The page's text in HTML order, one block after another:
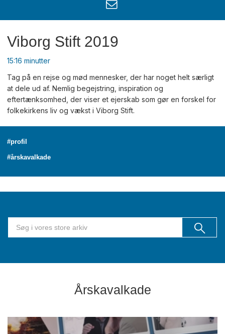
Viborg Stift 2019
15:16 minutter
Tag på en rejse og mød mennesker, der har noget helt særligt
at dele ud af. Nemlig begejstring, inspiration og
eftertænksomhed, der viser et ejerskab som gør en forskel for
folkekirkens liv og vækst i Viborg Stift.
#profil
#årskavalkade
Årskavalkade